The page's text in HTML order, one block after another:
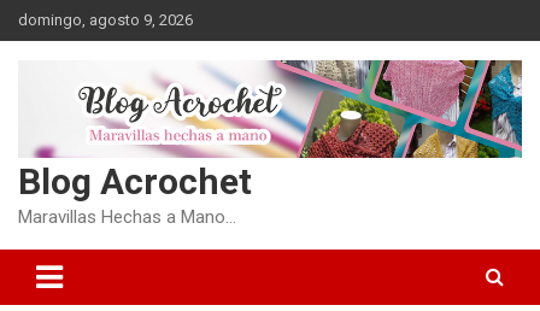
Saltar
al
domingo, agosto 9, 2026
Blog Acrochet
Maravillas Hechas a Mano…